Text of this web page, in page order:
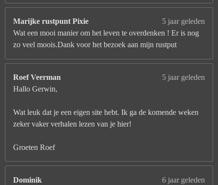
Marijke rustpunt Pixie
5 jaar geleden
Wat een mooi manier om het leven te overdenken ! Er is nog
zo veel moois.Dank voor het bezoek aan mijn rustput
Roef Veerman
5 jaar geleden
Hallo Gerwin,
Wat leuk dat je een eigen site hebt. Ik ga de komende weken
zeker vaker verhalen lezen van je hier!
Groeten Roef
Dominik
6 jaar geleden